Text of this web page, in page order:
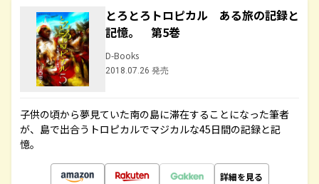
とろとろトロピカル ある旅の記録と
記憶。 第5巻
D-Books
2018.07.26 発売
子供の頃から夢見ていた南の島に滞在することになった筆者
が、島で出合うトロピカルでマジカルな45日間の記録と記
憶。
詳細を見る